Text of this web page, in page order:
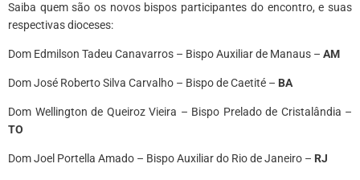
Saiba quem são os novos bispos participantes do encontro, e suas
respectivas dioceses:
Dom Edmilson Tadeu Canavarros – Bispo Auxiliar de Manaus – AM
Dom José Roberto Silva Carvalho – Bispo de Caetité – BA
Dom Wellington de Queiroz Vieira – Bispo Prelado de Cristalândia –
TO
Dom Joel Portella Amado – Bispo Auxiliar do Rio de Janeiro – RJ